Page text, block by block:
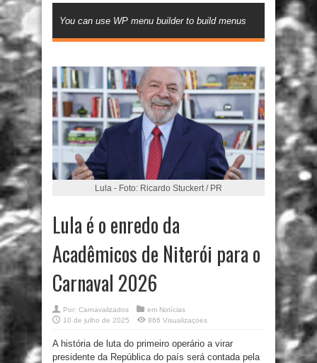
You can use WP menu builder to build menus
Lula - Foto: Ricardo Stuckert / PR
Lula é o enredo da
Acadêmicos de Niterói para o
Carnaval 2026
Por: Carnavalizados em Notícias
10 de julho de 2025
866 Visualizaçoes
A história de luta do primeiro operário a virar
presidente da República do país será contada pela